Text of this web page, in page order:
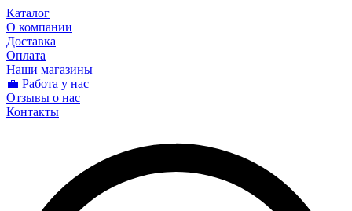
Каталог
О компании
Доставка
Оплата
Наши магазины
💼 Работа у нас
Отзывы о нас
Контакты